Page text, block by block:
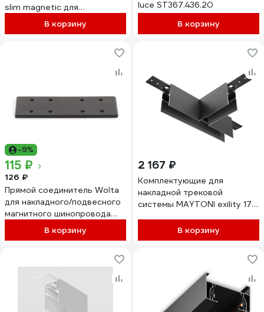
slim magnetic для
накладного шинопровода
85091/11 a062190
В корзину
luce ST367.436.20
В корзину
-9%
115 ₽
126 ₽
Прямой соединитель Wolta
для накладного/подвесного
магнитного шинопровода
WML-SMCP/01BВ корзину
2 167 ₽
Комплектующие для
накладной трековой
системы MAYTONI exility 17,4
В корзину